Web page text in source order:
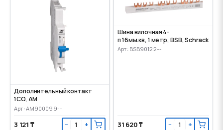
Дополнительный контакт
1CO, AM
Арт: AM900099--
3 121 ₸ − +
Шина вилочная 4-
п 16мм.кв, 1 метр, BSB, Schrack
Арт: BSB90122--
31 620 ₸ − +